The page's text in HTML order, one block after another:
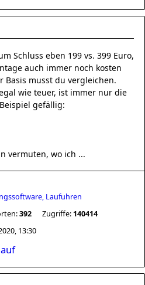
Schluss eben 199 vs. 399 Euro,
auch immer noch kosten
Basis musst du vergleichen.
wie teuer, ist immer nur die
gefällig:
vermuten, wo ich ...
Laufuhren
392 Zugriffe: 140414
13:30